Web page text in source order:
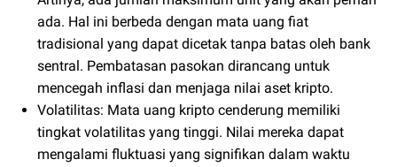
ada. Hal ini berbeda dengan mata uang fiat
tradisional yang dapat dicetak tanpa batas oleh bank
sentral. Pembatasan pasokan dirancang untuk
mencegah inflasi dan menjaga nilai aset kripto.
Volatilitas: Mata uang kripto cenderung memiliki
tingkat volatilitas yang tinggi. Nilai mereka dapat
mengalami fluktuasi yang signifikan dalam waktu